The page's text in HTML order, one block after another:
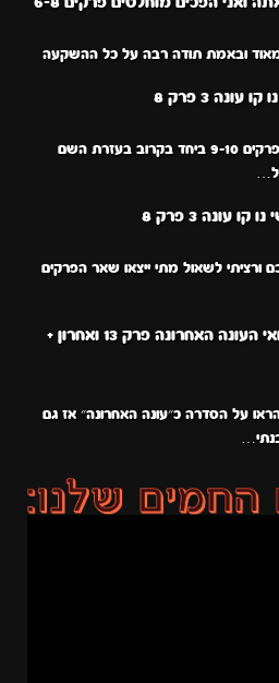
ובאמת תודה רבה על כל ההשקעה
עונה 3 פרק 8
אנחנו עובדים על זה נעלה את פרקים 9-10 ביחד בקרוב בעזרת השם
קו עונה 3 פרק 8
לשאול מתי ייצאו שאר הפרקים
גולדן קמואי העונה האחרונה פרק 13 ואחרון +
על הסדרה כ״עונה האחרונה״ אז גם